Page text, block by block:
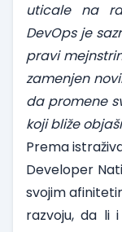
uticale na
DevOps je
pravi
zamenjen
da promene
koji bliže
Prema
Developer
svojim
razvoju, da li